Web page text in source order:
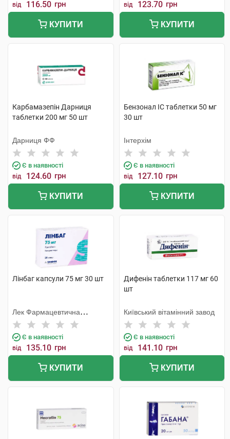
від 116.50 грн
КУПИТИ
від 123.70 грн
КУПИТИ
Карбамазепін Дарниця
таблетки 200 мг 50 шт
Дарниця ФФ
Є в наявності
від 124.60 грн
КУПИТИ
Бензонал IC таблетки 50 мг
30 шт
Інтерхім
Є в наявності
від 127.10 грн
КУПИТИ
Лінбаг капсули 75 мг 30 шт
Лек Фармацевтична
компанія
Є в наявності
від 135.10 грн
КУПИТИ
Дифенін таблетки 117 мг 60
шт
Київський вітамінний завод
Є в наявності
від 141.10 грн
КУПИТИ